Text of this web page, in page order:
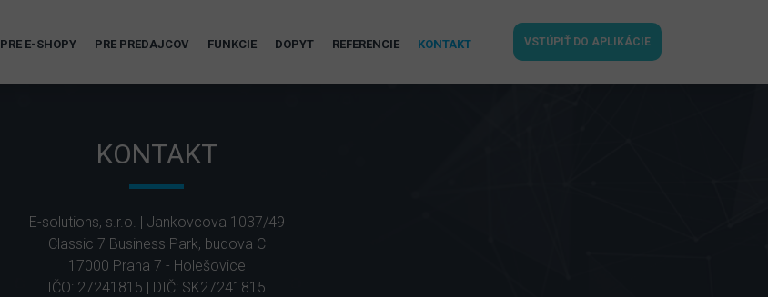
PRE E-SHOPY PRE PREDAJCOV FUNKCIE DOPYT REFERENCIE KONTAKT VSTÚPIŤ DO APLIKÁCIE
KONTAKT
E-solutions, s.r.o. | Jankovcova 1037/49
Classic 7 Business Park, budova C
17000 Praha 7 - Holešovice
IČO: 27241815 | DIČ: SK27241815